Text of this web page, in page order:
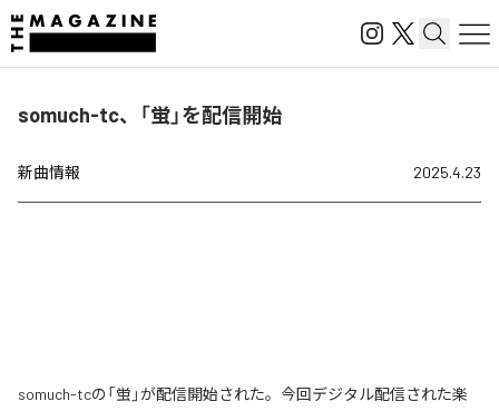
somuch-tc、「蛍」を配信開始
新曲情報 2025.4.23
somuch-tcの「蛍」が配信開始された。今回デジタル配信された楽